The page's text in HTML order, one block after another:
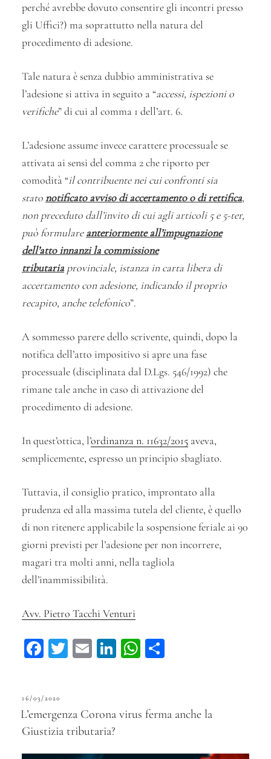
perché avrebbe dovuto consentire gli incontri presso
gli Uffici?) ma soprattutto nella natura del
procedimento di adesione.
Tale natura è senza dubbio amministrativa se
l’adesione si attiva in seguito a “accessi, ispezioni o
verifiche” di cui al comma 1 dell’art. 6.
L’adesione assume invece carattere processuale se
attivata ai sensi del comma 2 che riporto per
comodità “il contribuente nei cui confronti sia
statonotificato avviso di accertamento o di rettifica,
non preceduto dall’invito di cui agli articoli 5 e 5-ter,
può formulareanteriormente all’impugnazione
dell’atto innanzi la commissione
tributariaprovinciale, istanza in carta libera di
accertamento con adesione, indicando il proprio
recapito, anche telefonico”.
A sommesso parere dello scrivente, quindi, dopo la
notifica dell’atto impositivo si apre una fase
processuale (disciplinata dal D.Lgs. 546/1992) che
rimane tale anche in caso di attivazione del
procedimento di adesione.
In quest’ottica, l’ordinanza n. 11632/2015 aveva,
semplicemente, espresso un principio sbagliato.
Tuttavia, il consiglio pratico, improntato alla
prudenza ed alla massima tutela del cliente, è quello
di non ritenere applicabile la sospensione feriale ai 90
giorni previsti per l’adesione per non incorrere,
magari tra molti anni, nella tagliola
dell’inammissibilità.
Avv. Pietro Tacchi Venturi
Fa
ok
T
er
E
Li
dI
n
W
A
pp di
PUBBLICATO
IL
16/03/2020
L’emergenza Corona virus ferma anche la
Giustizia tributaria?